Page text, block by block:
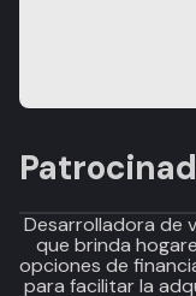
Desarrolladora de
que brinda
opciones de
para facilitar la